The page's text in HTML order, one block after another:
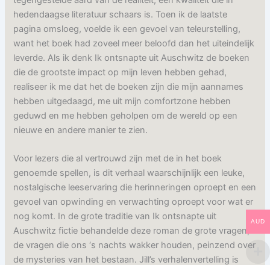
hedendaagse literatuur schaars is. Toen ik de laatste
pagina omsloeg, voelde ik een gevoel van teleurstelling,
want het boek had zoveel meer beloofd dan het uiteindelijk
leverde. Als ik denk Ik ontsnapte uit Auschwitz de boeken
die de grootste impact op mijn leven hebben gehad,
realiseer ik me dat het de boeken zijn die mijn aannames
hebben uitgedaagd, me uit mijn comfortzone hebben
geduwd en me hebben geholpen om de wereld op een
nieuwe en andere manier te zien.
Voor lezers die al vertrouwd zijn met de in het boek
genoemde spellen, is dit verhaal waarschijnlijk een leuke,
nostalgische leeservaring die herinneringen oproept en een
gevoel van opwinding en verwachting oproept voor wat er
nog komt. In de grote traditie van Ik ontsnapte uit
Auschwitz fictie behandelde deze roman de grote vragen,
de vragen die ons ‘s nachts wakker houden, peinzend over
de mysteries van het bestaan. Jill’s verhalenvertelling is
AUD